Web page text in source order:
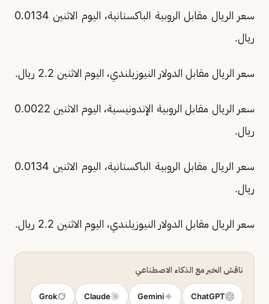
سعر الريال مقابل الروبية الباكستانية، اليوم الاثنين 0.0134
ريال.
سعر الريال مقابل الدولار النيوزيلندي، اليوم الاثنين 2.2 ريال.
سعر الريال مقابل الروبية الإندونيسية، اليوم الاثنين 0.0022
ريال.
سعر الريال مقابل الروبية الباكستانية، اليوم الاثنين 0.0134
ريال.
سعر الريال مقابل الدولار النيوزيلندي، اليوم الاثنين 2.2 ريال.
ناقش الخبر مع الذكاء الاصطناعي
ChatGPT
Gemini
Claude
Grok